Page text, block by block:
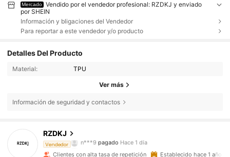
Mercado
Vendido por el vendedor profesional: RZDKJ y enviado
por SHEIN
Información y bligaciones del Vendedor
Para reportar a este vendedor y/o producto
Detalles Del Producto
Material: TPU
Ver más
Información de seguridad y contactos
RZDKJ
Vendedor
u***1seguido hace Hace 9 horas
4,81
264 Seguidores
Clientes con alta tasa de repetición Establecido hace 1 año